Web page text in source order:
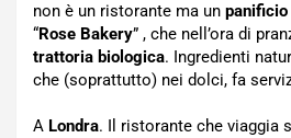
non è un ristorante ma un
“Rose Bakery” , che nell’ora di
trattoria biologica. Ingredienti
che (soprattutto) nei dolci, fa
A Londra. Il ristorante che viaggia